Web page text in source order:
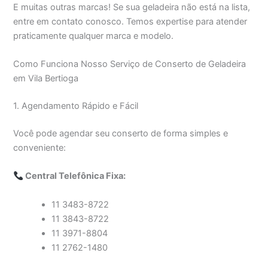
E muitas outras marcas! Se sua geladeira não está na lista,
entre em contato conosco. Temos expertise para atender
praticamente qualquer marca e modelo.
Como Funciona Nosso Serviço de Conserto de Geladeira
em Vila Bertioga
1. Agendamento Rápido e Fácil
Você pode agendar seu conserto de forma simples e
conveniente:
Central Telefônica Fixa:
11 3483-8722
11 3843-8722
11 3971-8804
11 2762-1480